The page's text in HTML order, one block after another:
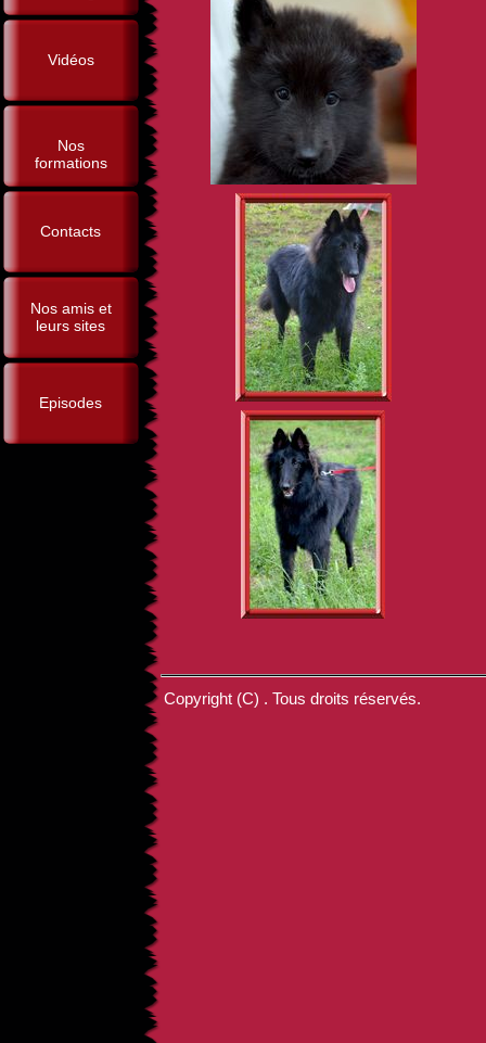
Vidéos
Nos
formations
Contacts
Nos amis et
leurs sites
Episodes
Copyright (C) . Tous droits réservés.